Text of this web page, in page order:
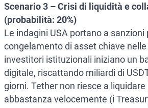
Scenario 3 – Crisi di liquidità e
(probabilità: 20%)
Le indagini USA portano a sanzioni
congelamento di asset chiave nelle
investitori istituzionali iniziano un
digitale, riscattando miliardi di
giorni. Tether non riesce a liquidare
abbastanza velocemente (i